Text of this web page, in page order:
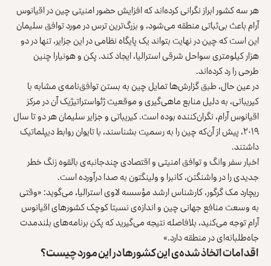
هر سه کشور ابراز نگرانی کرده‌اند که افزایش حضور امنیتی چین در اقیانوس
آرام باعث بی‌ثباتی منطقه می‌شود، و بزرگ‌ترین ترس در مورد توافق سلیمان
این است که چین در نهایت بتواند یک پایگاه نظامی در این جزایر، تنها در دو
هزار کیلومتری سواحل شرقی استرالیا، ایجاد کند. پکن و هونیارا چنین
طرحی را رد کرده‌اند.
در عین حال، طبق گزارش‌ها تمایل چین به بستن توافق‌نامه‌ی مشابه با
کیریباتی، به دلیل منابع ماهی‌گیری و موقعیت ژئواستراتیژیک آن در مرکز
اقیانوس آرام، نگران‌کننده بوده است. کیریباتی و جزایر سلیمان هر دو تا سال
۲۰۱۹، پیش از آن‌که چین را به رسمیت بشناسند، با تایوان روابط دیپلماتیک
داشتند.
اخبار سفر وانگ و توافق امنیتی و اقتصادی چندجانبه‌ی بالقوه زنگ خطر
جدیدی را در واشنگتن، کانبرا و ولینگتون به صدا درآورده است.
ریچارد مک گرگور، کارشناس ارشد مؤسسه لاوی استرالیا، می‌گوید: «وقتی
به وسعت منافع جهانی چین و اندازه‌ی نسبتا کوچک کشورهای اقیانوس
آرام توجه می‌کنید، بلافاصله نتیجه می‌گیرید که پکن برنامه‌های بلندمدت
جاه‌طلبانه‌ای در منطقه دارد.»
اقدامات اتخاذ شده‌ی این کشورها در این مورد چیست؟